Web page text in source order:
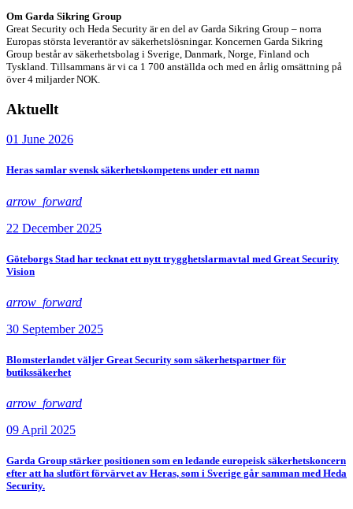
Om Garda Sikring Group
Great Security och Heda Security är en del av Garda Sikring Group – norra
Europas största leverantör av säkerhetslösningar. Koncernen Garda Sikring
Group består av säkerhetsbolag i Sverige, Danmark, Norge, Finland och
Tyskland. Tillsammans är vi ca 1 700 anställda och med en årlig omsättning på
över 4 miljarder NOK.
Aktuellt
01 June 2026
Heras samlar svensk säkerhetskompetens under ett namn
arrow_forward
22 December 2025
Göteborgs Stad har tecknat ett nytt trygghetslarmavtal med Great Security
Vision
arrow_forward
30 September 2025
Blomsterlandet väljer Great Security som säkerhetspartner för
butikssäkerhet
arrow_forward
09 April 2025
Garda Group stärker positionen som en ledande europeisk säkerhetskoncern
efter att ha slutfört förvärvet av Heras, som i Sverige går samman med Heda
Security.